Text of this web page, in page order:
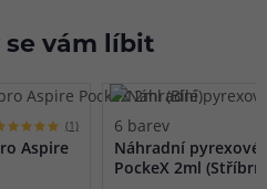
se vám líbit
(1)
Aspire
6 barev
Náhradní pyrexové
PockeX 2ml